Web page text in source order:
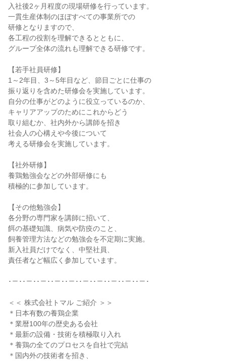
入社後2ヶ月程度の現場研修を行っています。
一貫生産体制のほぼすべての事業所での
研修となりますので、
各工程の役割を理解できるとともに、
グループ全体の流れも理解できる研修です。
【若手社員研修】
1～2年目、3～5年目など、節目ごとに仕事の
振り返りを含めた研修会を実施しています。
自分の仕事がどのように役立っているのか、
キャリアアップのためにこれからどう
取り組むか、社内外から講師を招き
社会人の心構えや今後について
考える研修会を実施しています。
【社外研修】
養鶏勉強会などの外部研修にも
積極的に参加しています。
【その他勉強会】
各分野の専門家を講師に招いて、
餌の基礎知識、病気や防疫のこと、
飼養管理方法などの勉強会を不定期に実施。
新入社員だけでなく、中堅社員、
責任者など幅広く参加しています。
･－･･－･･－･･－･･－･･－･･－･･－･･－･･－･
＜＜ 株式会社トマル ご紹介 ＞＞
＊日本有数の養鶏企業
＊業暦100年の歴史ある会社
＊最新の設備・技術を積極取り入れ
＊養鶏の全てのプロセスを自社で完結
＊国内外の技術者を招き、